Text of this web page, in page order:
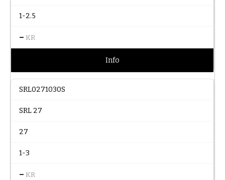
1-2.5
– KR
Info
SRL0271030S
SRL 27
27
1-3
– KR